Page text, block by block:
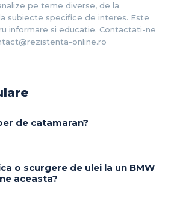
pe teme diverse, de la
subiecte specifice de interes. Este
informare si educatie. Contactati-ne
online.ro
de catamaran?
o scurgere de ulei la un BMW
aceasta?